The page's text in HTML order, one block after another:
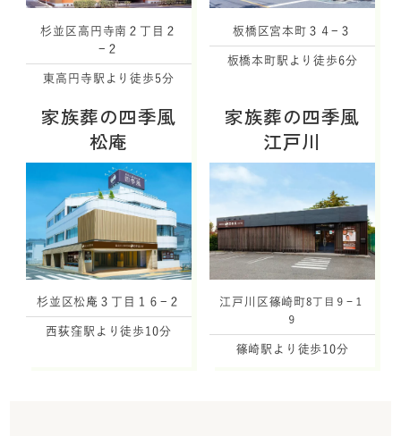
杉並区高円寺南２丁目２
−２
東高円寺駅より徒歩5分
板橋区宮本町３４−３
板橋本町駅より徒歩6分
家族葬の四季風
松庵
杉並区松庵３丁目１６−２
西荻窪駅より徒歩10分
家族葬の四季風
江戸川
江戸川区篠崎町8丁目９−１
９
篠崎駅より徒歩10分